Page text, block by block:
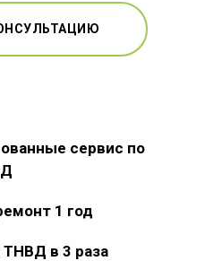
сервис по
1 год
ТНВД в 3 раза